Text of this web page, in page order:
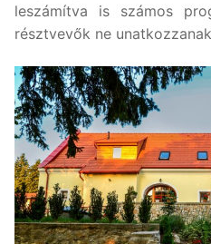
leszámítva is számos
résztvevők ne